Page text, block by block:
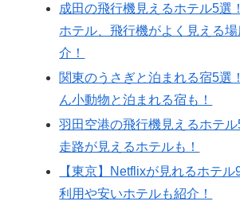
成田の飛行機見えるホテル5選
ホテル、飛行機がよく見える
介！
関東のうさぎと泊まれる宿5選
ん小動物と泊まれる宿も！
羽田空港の飛行機見えるホテ
走路が見えるホテルも！
【東京】Netflixが見れるホテ
利用や安いホテルも紹介！